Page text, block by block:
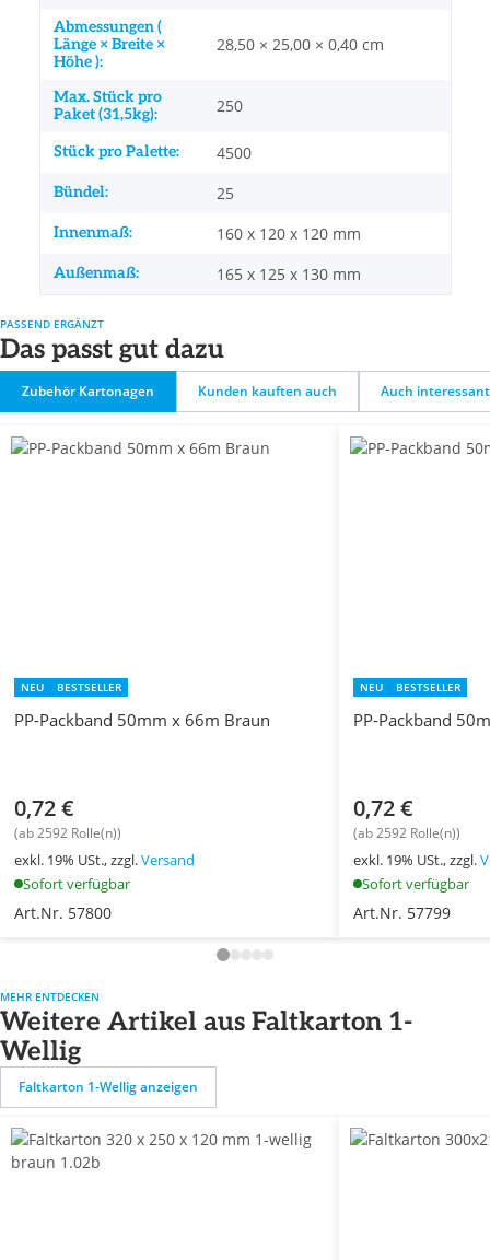
Abmessungen (
Länge × Breite ×
Höhe ):
28,50 × 25,00 × 0,40 cm
Max. Stück pro
Paket (31,5kg):
250
Stück pro Palette: 4500
Bündel: 25
Innenmaß: 160 x 120 x 120 mm
Außenmaß: 165 x 125 x 130 mm
PASSEND ERGÄNZT
Das passt gut dazu
Zubehör Kartonagen Kunden kauften auch Auch interessant
NEU BESTSELLER
PP-Packband 50mm x 66m Braun
0,72 €
(ab 2592 Rolle(n))
exkl. 19% USt., zzgl.Versand
Sofort verfügbar
Art.Nr. 57800
NEU BESTSELLER
PP-Packband
0,72 €
(ab 2592 Rolle(n))
exkl. 19% USt., zzgl.
Sofort verfügbar
Art.Nr. 57799
MEHR ENTDECKEN
Weitere Artikel aus Faltkarton 1-
Wellig
Faltkarton 1-Wellig anzeigen